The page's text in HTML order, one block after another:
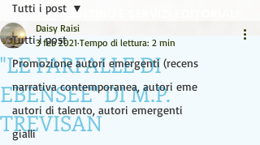
EDITING E SERVIZI EDITORIALI
Tutti i post
Promozione autori emergenti (recens
narrativa contemporanea, autori eme
autori di talento, autori emergenti
gialli
Tutti i post
"LE FARFALLE DI
EBENSEE" DI M.P.
TREVISAN
Daisy Raisi
3 feb 2021 Tempo di lettura: 2 min